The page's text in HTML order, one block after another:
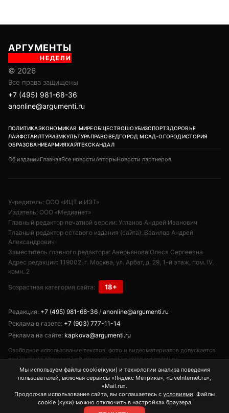
АРГУМЕНТЫ
НЕДЕЛИ
© 2026
Все права защищены
+7 (495) 981-68-36
anonline@argumenti.ru
ПОЛИТИКАЭКОНОМИКАВ МИРЕОБЩЕСТВОШОУБИЗСПОРТЗДОРОВЬЕ
ЛАЙФСТАЙЛТУРИЗМКУЛЬТУРАПРАВОВЕДГОРОД МСАД-ОГОРОДИСТОРИЯ
ОБРАЗОВАНИЕАРМИЯХАЙТЕКСКАНДАЛ
Об изданииГлавнаяВсе новостиАвторыНовости партнеров
Учредитель: ООО «ИЦТ и ИЭТ»
Издатель: ООО «Медианет»
Главный редактор печатной версии: Угланов Андрей Иванович
Главный редактор сетевого издания (сайта): Вавилов Андрей
Александрович
Заместитель главного редактора: Аверьянова Олеся Сергеевна
Адрес редакции: 119002, г. Москва, ул. Арбат, д. 29, 1-й этаж, пом. IV,
комн. 2
Возрастная категория сайта: 18+
Редакция: +7 (495) 981-68-36 / anonline@argumenti.ru
Реклама в газете: +7 (903) 777-11-14
Реклама на сайте: kapkova@argumenti.ru
Свободное использование текстов, фото и видеоматериалов допускается
при условии обязательной гиперссылки на www.argumenti.ru.
Использование в печатных СМИ — только с письменного разрешения.
Сетевое издание «Аргументы недели». Реестровая запись ЭЛ № ФС77-
Мы используем файлы cookie(куки) и технологии анализа поведения
пользователей, включая сервисы «Яндекс Метрика», «LiveInternet.ru»,
«Mail.ru».
Продолжая использование сайта, вы соглашаетесь с условиями. Файлы
cookie (куки) можно отключить в настройках браузера